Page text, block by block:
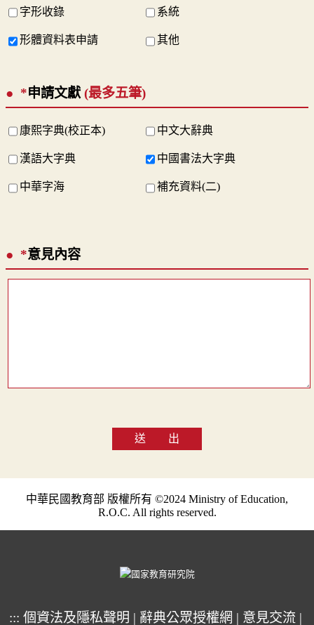
字形收錄 系統
形體資料表申請 其他
*申請文獻 (最多五筆)
康熙字典(校正本) 中文大辭典
漢語大字典 中國書法大字典
中華字海 補充資料(二)
*意見內容
送 出
中華民國教育部 版權所有 ©2024 Ministry of Education,
R.O.C. All rights reserved.
::: 個資法及隱私聲明 | 辭典公眾授權網 | 意見交流 |